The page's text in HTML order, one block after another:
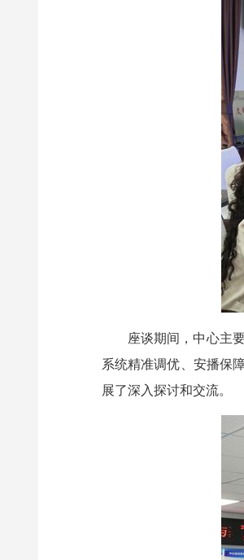
座谈期间，中心主
系统精准调优、安播保
展了深入探讨和交流。